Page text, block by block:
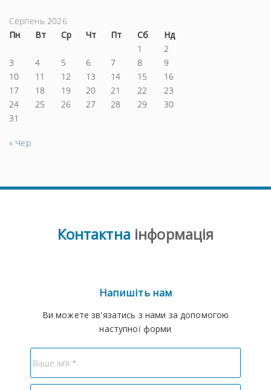
Серпень 2026
Пн
Вт Ср Чт Пт Сб
Нд
1
2
3
4 5 6 7 8
9
10
11 12 13 14 15
16
17
18 19 20 21 22
23
24
25 26 27 28 29
30
31
« Чер
Контактна інформація
Напишіть нам
Ви можете зв'язатись з нами за допомогою
наступної форми